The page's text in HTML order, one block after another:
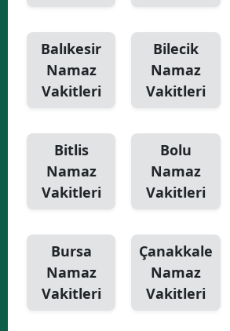
Balıkesir
Namaz
Vakitleri
Bilecik
Namaz
Vakitleri
Bitlis
Namaz
Vakitleri
Bolu
Namaz
Vakitleri
Bursa
Namaz
Vakitleri
Çanakkale
Namaz
Vakitleri